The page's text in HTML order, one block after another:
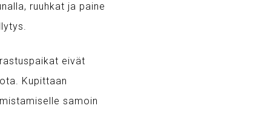
ruuhkat ja paine
eivät
Kupittaan
samoin